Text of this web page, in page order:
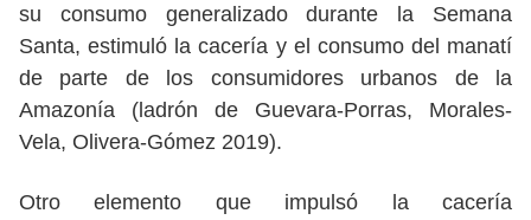
su consumo generalizado durante la Semana
Santa, estimuló la cacería y el consumo del manatí
de parte de los consumidores urbanos de la
Amazonía (ladrón de Guevara-Porras, Morales-
Vela, Olivera-Gómez 2019).
Otro elemento que impulsó la cacería